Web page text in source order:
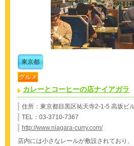
東京都
グルメ
カレーとコーヒーの店ナイアガラ
住所：東京都目黒区祐天寺2-1-5 高坂ビ
TEL：03-3710-7367
http://www.niagara-curry.com/
店内には小さなレールが敷設されており